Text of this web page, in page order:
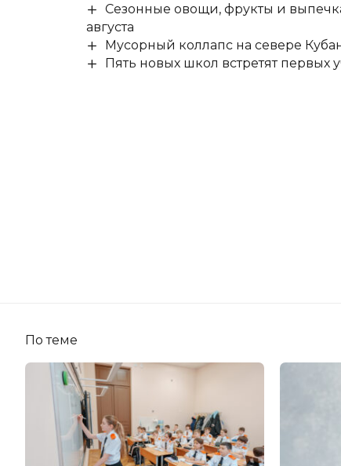
Сезонные овощи, фрукты и
августа
Мусорный коллапс на севере
Пять новых школ встретят первых
По теме